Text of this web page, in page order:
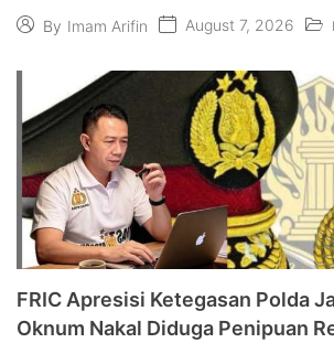
By Imam Arifin August 7, 2026
FRIC Apresisi Ketegasan Polda
Oknum Nakal Diduga Penipuan